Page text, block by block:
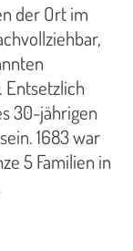
der Ort im
Entsetzlich
30-jährigen
1683 war
5 Familien in